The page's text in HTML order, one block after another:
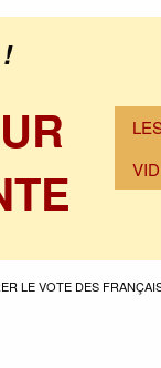
LE VOTE DES